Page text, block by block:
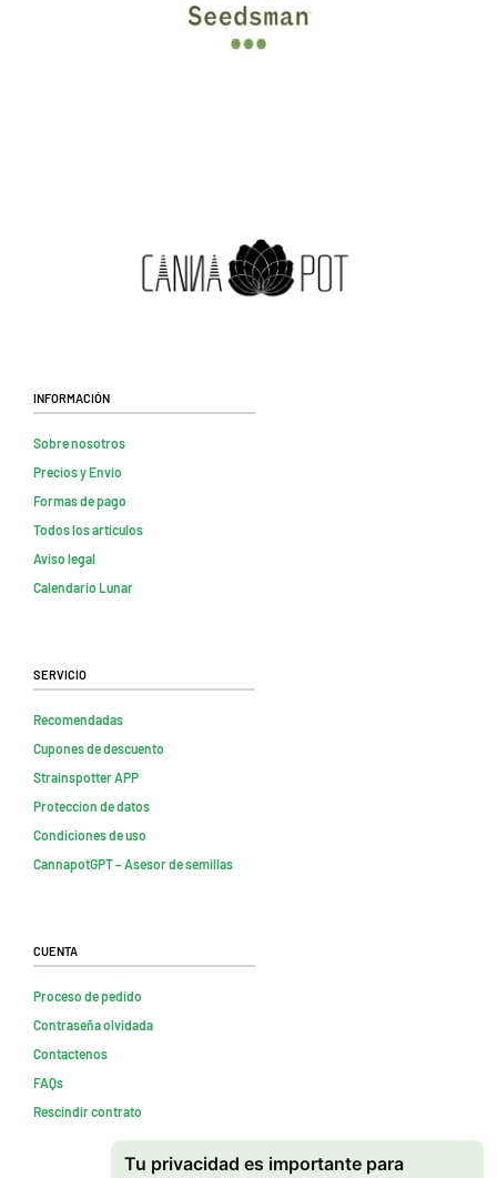
Tu privacidad es importante para
Información
Sobre nosotros
Precios y Envio
Formas de pago
Todos los artículos
Aviso legal
Calendario Lunar
Servicio
Recomendadas
Cupones de descuento
Strainspotter APP
Proteccion de datos
Condiciones de uso
CannapotGPT – Asesor de semillas
Cuenta
Proceso de pedido
Contraseña olvidada
Contactenos
FAQs
Rescindir contrato